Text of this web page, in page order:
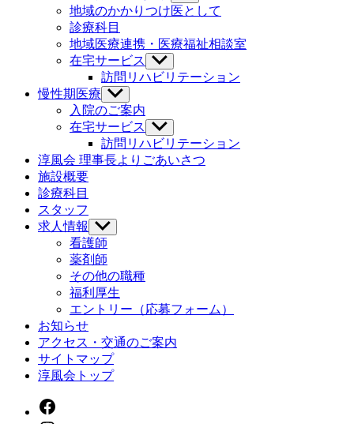
ブ
ニ
ュ
を
地域のかかりつけ医として
診療科目
地域医療連携・医療福祉相談室
在宅サービス
サ
ブ
ュ
ー
を
表
訪問リハビリテーション
慢性期医療 サ
ブ
ニ
ュ
ー
入院のご案内
在宅サービス
サ
ブ
メ
訪問リハビリテーション
淳風会 理事長よりごあいさつ
施設概要
診療科目
スタッフ
求人情報
サ
ブ
メ
ニ
ュ
ー
を
示
看護師
薬剤師
その他の職種
福利厚生
エントリー（応募フォーム）
お知らせ
アクセス・交通のご案内
サイトマップ
淳風会トップ